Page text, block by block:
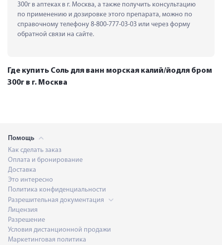
300г в аптеках в г. Москва, а также получить консультацию
по применению и дозировке этого препарата, можно по
справочному телефону 8-800-777-03-03 или через форму
обратной связи на сайте.
Где купить Соль для ванн морская калий/йодля бром
300г в г. Москва
Помощь
Как сделать заказ
Оплата и бронирование
Доставка
Это интересно
Политика конфиденциальности
Разрешительная документация
Лицензия
Разрешение
Условия дистанционной продажи
Маркетинговая политика